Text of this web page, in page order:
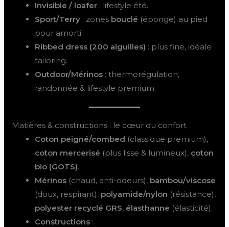
Invisible / loafer : lifestyle été.
Sport/Terry : zones bouclé (éponge) au pied
pour amorti.
Ribbed dress (200 aiguilles) : plus fine, idéale
tailoring.
Outdoor/Mérinos : thermorégulation,
randonnée & lifestyle premium.
Matières & constructions : le cœur du confort
Coton peigné/combed (classique premium),
coton mercerisé (plus lisse & lumineux), coton
bio (GOTS).
Mérinos (chaud, anti-odeurs), bambou/viscose
(doux, respirant), polyamide/nylon (résistance),
polyester recyclé GRS, élasthanne (élasticité).
Constructions :